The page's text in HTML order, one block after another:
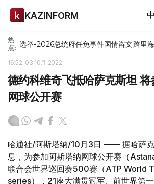
KAZINFORM
热
点: 选举-2026总统府任免事件国情咨文跨里
16:52, 03 10月 2022
德约科维奇飞抵哈萨克斯坦
网球公开赛
哈通社/阿斯塔纳/10月3日 —— 据哈萨
息，为参加阿斯塔纳网球公开赛（
联合会世界巡回赛500赛（ATP World
series），21座大满贯冠军、前世界第